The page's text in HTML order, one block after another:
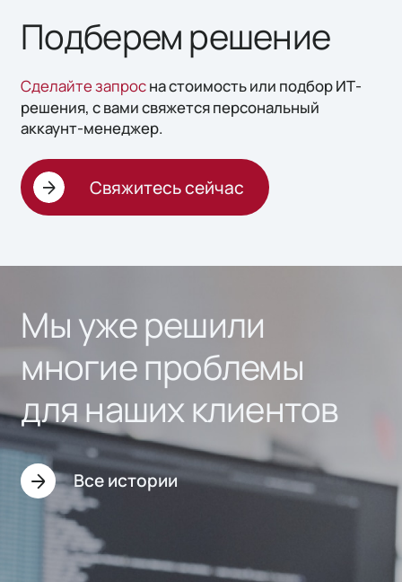
Подберем решение
Сделайте запросна стоимость или подбор ИТ-
решения, с вами свяжется персональный
аккаунт-менеджер.
Свяжитесь сейчас
Мы уже решили
многие проблемы
для наших клиентов
Все истории